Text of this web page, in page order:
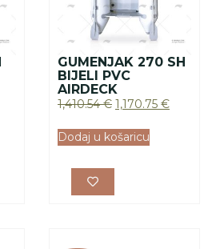
GUMENJAK 270 SH
BIJELI PVC
AIRDECK
1,410.54€ 1,170.75 €
Dodaj u košaricu